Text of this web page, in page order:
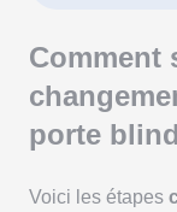
Comment
porte
Voici les étapes